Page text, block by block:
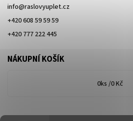
info@raslovyuplet.cz
+420 608 59 59 59
+420 777 222 445
NÁKUPNÍ KOŠÍK
0ks /0 Kč